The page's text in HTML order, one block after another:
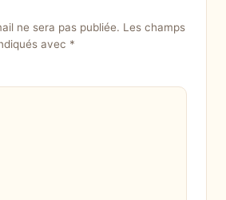
ne sera pas publiée. Les champs
avec *